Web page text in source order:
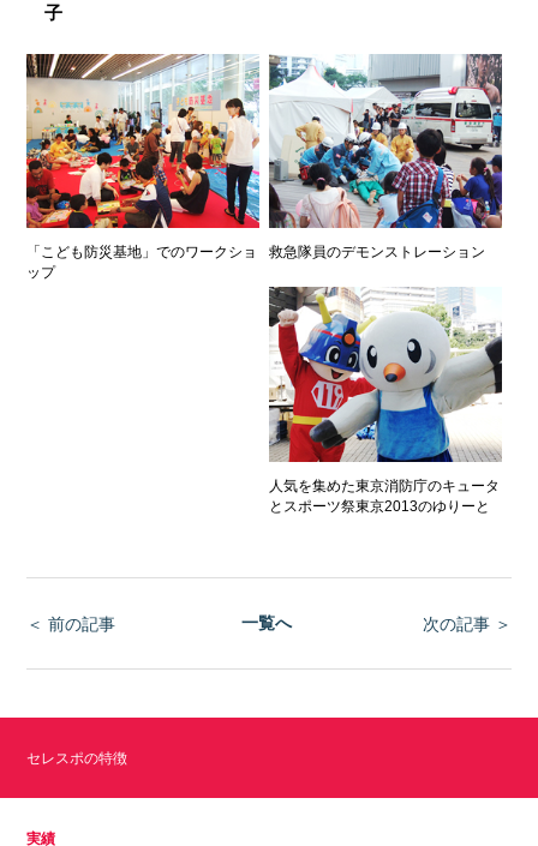
子
「こども防災基地」でのワークショ
ップ
救急隊員のデモンストレーション
人気を集めた東京消防庁のキュータ
とスポーツ祭東京2013のゆりーと
＜ 前の記事 一覧へ 次の記事 ＞
セレスポの特徴
実績